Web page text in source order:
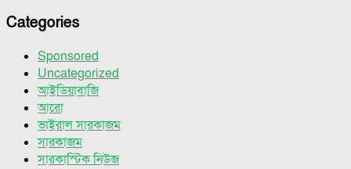
Categories
Sponsored
Uncategorized
আইডিয়াবাজি
আরো
ভাইরাল সারকাজম
সারকাজম
সারকাস্টিক নিউজ